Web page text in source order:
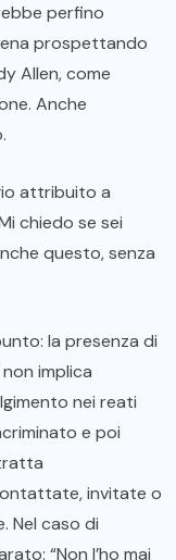
perfino
prospettando
Allen, come
Anche
attribuito a
chiedo se sei
questo, senza
la presenza di
non implica
nei reati
e poi
invitate o
Nel caso di
“Non l’ho mai